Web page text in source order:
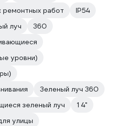
ремонтных работ
IP54
луч
360
уровни)
Зеленый луч 360
зеленый луч
1 4"
улицы